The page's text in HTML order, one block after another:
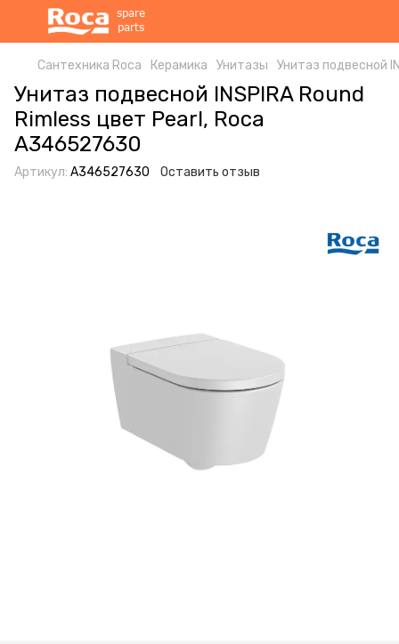
Сантехника Roca Керамика Унитазы Унитаз подвесной
Унитаз подвесной INSPIRA Round
Rimless цвет Pearl, Roca
A346527630
Артикул: A346527630 Оставить отзыв